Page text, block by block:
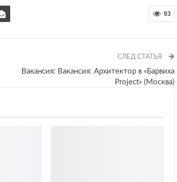
93
СЛЕД СТАТЬЯ
Вакансия: Вакансия: Архитектор в «Барвиха
Project» (Москва)